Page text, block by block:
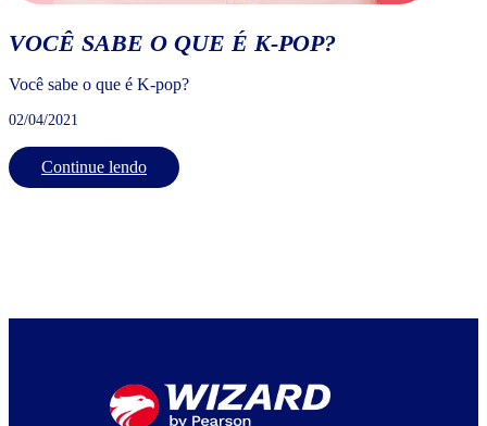
VOCÊ SABE O QUE É K-POP?
Você sabe o que é K-pop?
02/04/2021
Continue lendo